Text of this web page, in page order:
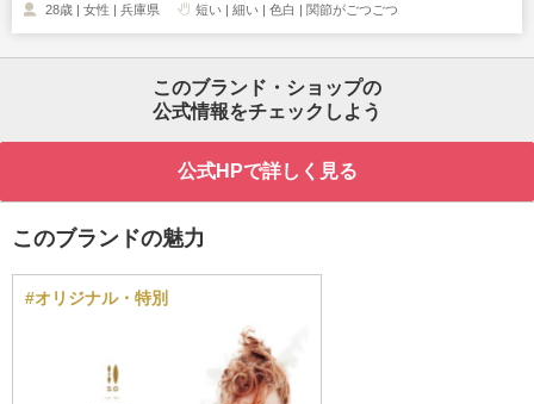
28歳 | 女性 | 兵庫県 短い | 細い | 色白 | 関節がごつごつ
このブランド・ショップの
公式情報をチェックしよう
公式HPで詳しく見る
このブランドの魅力
#オリジナル・特別